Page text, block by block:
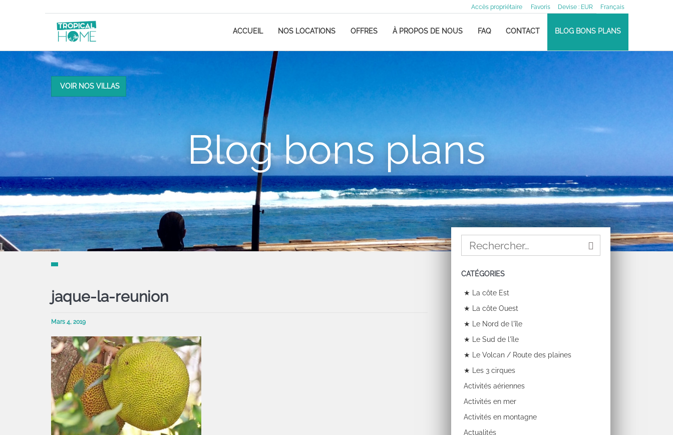
Français
Devise : EUR
Favoris
Accès propriétaire
ACCUEIL NOS LOCATIONS OFFRES À PROPOS DE NOUS FAQ CONTACT BLOG BONS PLANS
VOIR NOS VILLAS
Blog bons plans
jaque-la-reunion
Mars 4, 2019
CATÉGORIES
★ La côte Est
★ La côte Ouest
★ Le Nord de l'île
★ Le Sud de l'île
★ Le Volcan / Route des plaines
★ Les 3 cirques
Activités aériennes
Activités en mer
Activités en montagne
Actualités